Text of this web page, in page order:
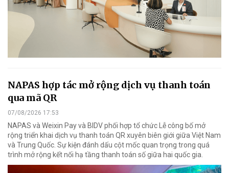
NAPAS hợp tác mở rộng dịch vụ thanh toán
qua mã QR
07/08/2026 17:53
NAPAS và Weixin Pay và BIDV phối hợp tổ chức Lễ công bố mở
rộng triển khai dịch vụ thanh toán QR xuyên biên giới giữa Việt Nam
và Trung Quốc. Sự kiện đánh dấu cột mốc quan trọng trong quá
trình mở rộng kết nối hạ tầng thanh toán số giữa hai quốc gia.